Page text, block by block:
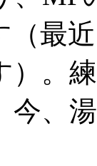
（最
）。
今、